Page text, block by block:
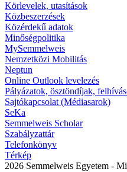
Körlevelek, utasítások
Közbeszerzések
Közérdekű adatok
Minőségpolitika
MySemmelweis
Nemzetközi Mobilitás
Neptun
Online Outlook levelezés
Pályázatok, ösztöndíjak,
Sajtókapcsolat (Médiasarok)
SeKa
Semmelweis Scholar
Szabályzattár
Telefonkönyv
Térkép
2026 Semmelweis Egyetem -